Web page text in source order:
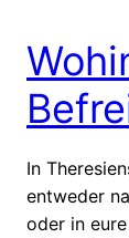
In
entweder
oder in